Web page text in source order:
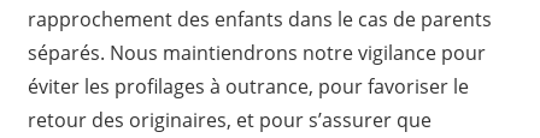
rapprochement des enfants dans le cas de parents
séparés. Nous maintiendrons notre vigilance pour
éviter les profilages à outrance, pour favoriser le
retour des originaires, et pour s’assurer que